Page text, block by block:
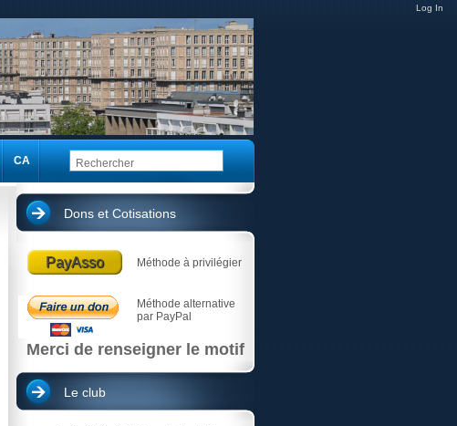
Dons et Cotisations
PayAsso Méthode à privilégier
Méthode alternative
par PayPal
Merci de renseigner le motif
Le club
CA
Log In